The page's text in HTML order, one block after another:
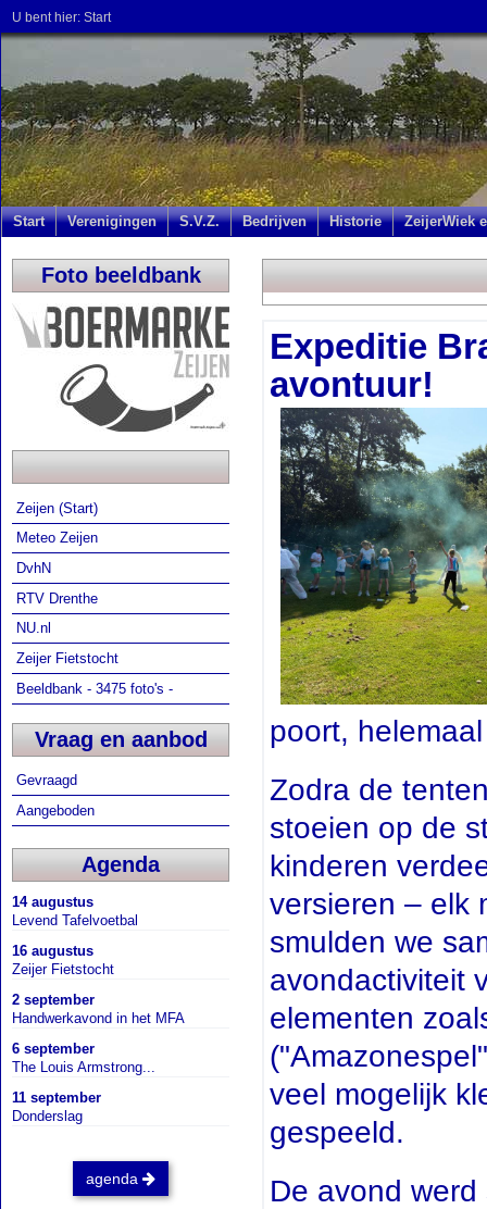
U bent hier: Start
Start Verenigingen S.V.Z. Bedrijven Historie ZeijerWiek
Foto beeldbank
Zeijen (Start)
Meteo Zeijen
DvhN
RTV Drenthe
NU.nl
Zeijer Fietstocht
Beeldbank - 3475 foto's -
Vraag en aanbod
Gevraagd
Aangeboden
Agenda
14 augustus
Levend Tafelvoetbal
16 augustus
Zeijer Fietstocht
2 september
Handwerkavond in het MFA
6 september
The Louis Armstrong...
11 september
Donderslag
agenda
Expeditie
avontuur!
poort,
Zodra de
stoeien op de
kinderen
versieren – elk
smulden we
avondactiviteit
elementen
veel mogelijk
gespeeld.
De avond